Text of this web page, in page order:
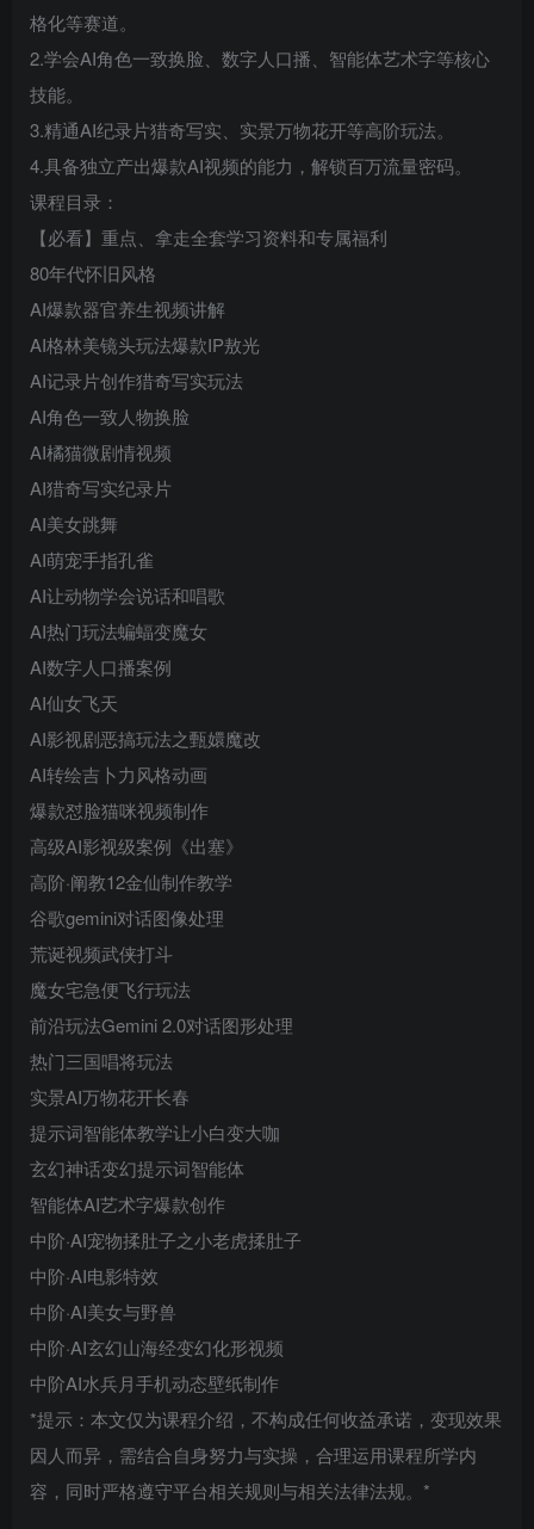
格化等赛道。
2.学会AI角色一致换脸、数字人口播、智能体艺术字等核心
技能。
3.精通AI纪录片猎奇写实、实景万物花开等高阶玩法。
4.具备独立产出爆款AI视频的能力，解锁百万流量密码。
课程目录：
【必看】重点、拿走全套学习资料和专属福利
80年代怀旧风格
AI爆款器官养生视频讲解
AI格林美镜头玩法爆款IP敖光
AI记录片创作猎奇写实玩法
AI角色一致人物换脸
AI橘猫微剧情视频
AI猎奇写实纪录片
AI美女跳舞
AI萌宠手指孔雀
AI让动物学会说话和唱歌
AI热门玩法蝙蝠变魔女
AI数字人口播案例
AI仙女飞天
AI影视剧恶搞玩法之甄嬛魔改
AI转绘吉卜力风格动画
爆款怼脸猫咪视频制作
高级AI影视级案例《出塞》
高阶·阐教12金仙制作教学
谷歌gemini对话图像处理
荒诞视频武侠打斗
魔女宅急便飞行玩法
前沿玩法Gemini 2.0对话图形处理
热门三国唱将玩法
实景AI万物花开长春
提示词智能体教学让小白变大咖
玄幻神话变幻提示词智能体
智能体AI艺术字爆款创作
中阶·AI宠物揉肚子之小老虎揉肚子
中阶·AI电影特效
中阶·AI美女与野兽
中阶·AI玄幻山海经变幻化形视频
中阶AI水兵月手机动态壁纸制作
*提示：本文仅为课程介绍，不构成任何收益承诺，变现效果
因人而异，需结合自身努力与实操，合理运用课程所学内
容，同时严格遵守平台相关规则与相关法律法规。*